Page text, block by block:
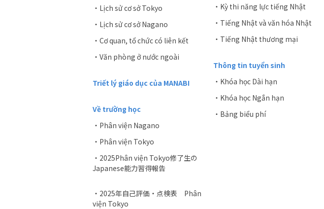
・Lịch sử cơ sở Tokyo
・Lịch sử cơ sở Nagano
・Cơ quan, tổ chức có liên kết
・Văn phòng ở nước ngoài
Triết lý giáo dục của MANABI
Về trường học
・Phân viện Nagano
・Phân viện Tokyo
・2025Phân viện Tokyo修了生の
Japanese能力習得報告
・2025年自己評価・点検表 Phân
viện Tokyo
・Kỳ thi năng lực tiếng Nhật
・Tiếng Nhật và văn hóa Nhật
・Tiếng Nhật thương mại
Thông tin tuyển sinh
・Khóa học Dài hạn
・Khóa học Ngắn hạn
・Bảng biểu phí